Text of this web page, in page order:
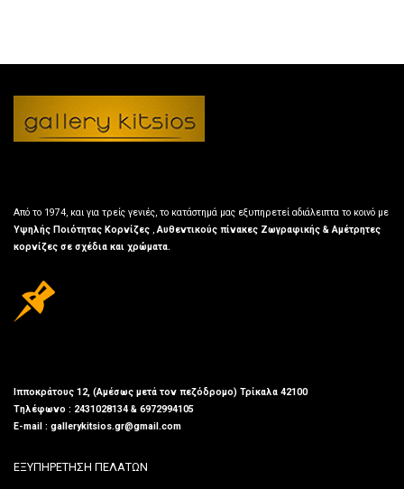
Από το 1974, και για τρείς γενιές, το κατάστημά μας εξυπηρετεί αδιάλειπτα το κοινό με
Υψηλής Ποιότητας Κορνίζες ,Αυθεντικούς πίνακες Ζωγραφικής & Αμέτρητες
κορνίζες σε σχέδια και χρώματα.
Ιπποκράτους 12, (Αμέσως μετά τον πεζόδρομο) Τρίκαλα 42100
Τηλέφωνο : 2431028134 & 6972994105
E-mail : gallerykitsios.gr@gmail.com
ΕΞΥΠΗΡΕΤΗΣΗ ΠΕΛΑΤΩΝ